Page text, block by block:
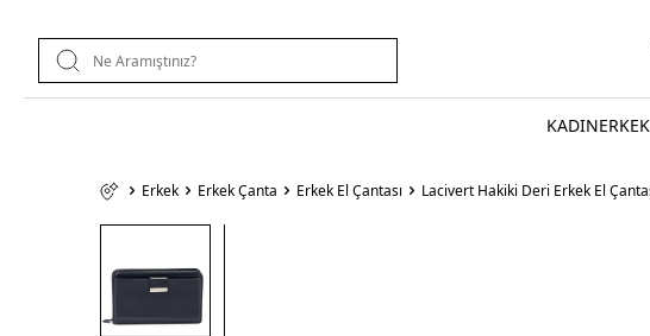
KADINERKEK
Erkek Erkek Çanta Erkek El Çantası Lacivert Hakiki Deri Erkek El